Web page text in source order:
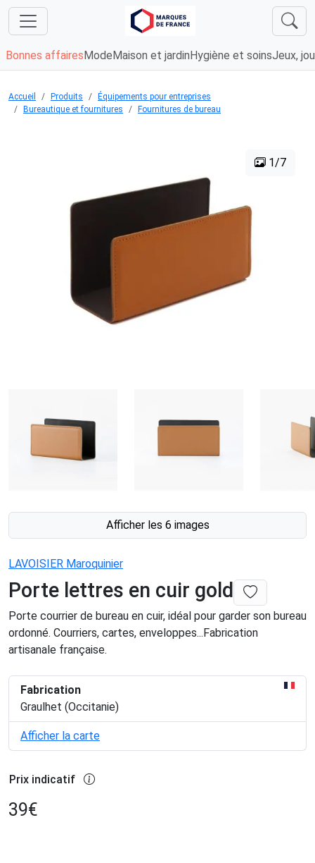
Bonnes affaires Mode Maison et jardin Hygiène et soinsJeux,
Accueil Produits
Équipements pour entreprises
Bureautique et fournitures
Fournitures de bureau
1/7
Afficher les 6 images
LAVOISIER Maroquinier
Porte lettres en cuir gold
Porte courrier de bureau en cuir, idéal pour garder son bureau
ordonné. Courriers, cartes, enveloppes...Fabrication
artisanale française.
Fabrication
Graulhet (Occitanie)
Afficher la carte
Prix indicatif
39€